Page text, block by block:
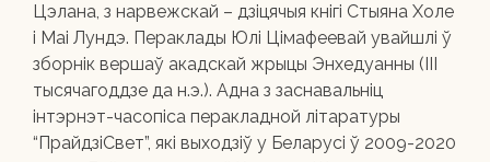
Цэлана, з нарвежскай – дзіцячыя кнігі Стыяна Холе
і Маі Лундэ. Пераклады Юлі Цімафеевай увайшлі ў
зборнік вершаў акадскай жрыцы Энхедуанны (ІІІ
тысячагоддзе да н.э.). Адна з заснавальніц
інтэрнэт-часопіса перакладной літаратуры
“ПрайдзіСвет”, які выходзіў у Беларусі ў 2009-2020